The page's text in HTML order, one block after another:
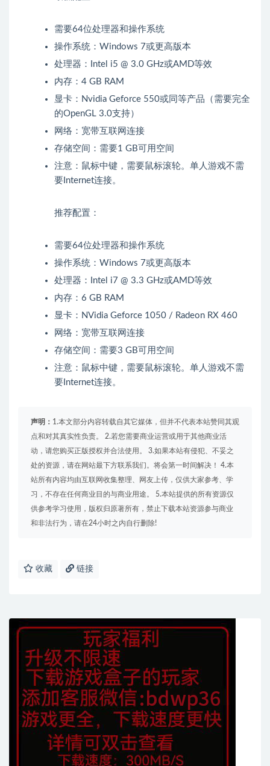
需要64位处理器和操作系统
操作系统：Windows 7或更高版本
处理器：Intel i5 @ 3.0 GHz或AMD等效
内存：4 GB RAM
显卡：Nvidia Geforce 550或同等产品（需要完全
的OpenGL 3.0支持）
网络：宽带互联网连接
存储空间：需要1 GB可用空间
注意：鼠标中键，需要鼠标滚轮。单人游戏不需
要Internet连接。
推荐配置：
需要64位处理器和操作系统
操作系统：Windows 7或更高版本
处理器：Intel i7 @ 3.3 GHz或AMD等效
内存：6 GB RAM
显卡：NVidia Geforce 1050 / Radeon RX 460
网络：宽带互联网连接
存储空间：需要3 GB可用空间
注意：鼠标中键，需要鼠标滚轮。单人游戏不需
要Internet连接。
声明： 1.本文部分内容转载自其它媒体，但并不代表本站赞同其观
点和对其真实性负责。 2.若您需要商业运营或用于其他商业活
动，请您购买正版授权并合法使用。 3.如果本站有侵犯、不妥之
处的资源，请在网站最下方联系我们。将会第一时间解决！ 4.本
站所有内容均由互联网收集整理、网友上传，仅供大家参考、学
习，不存在任何商业目的与商业用途。 5.本站提供的所有资源仅
供参考学习使用，版权归原著所有，禁止下载本站资源参与商业
和非法行为，请在24小时之内自行删除!
收藏 链接